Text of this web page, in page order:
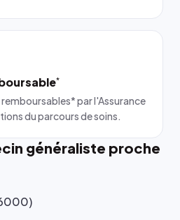
*
par l'Assurance
du parcours de soins.
généraliste proche